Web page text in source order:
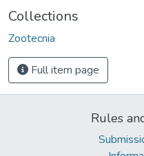
Collections
Zootecnia
Full item page
Rules